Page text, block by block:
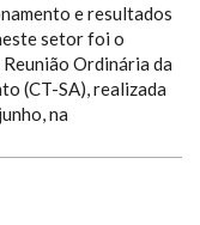
e resultados
setor foi o
Ordinária da
(CT-SA), realizada
na